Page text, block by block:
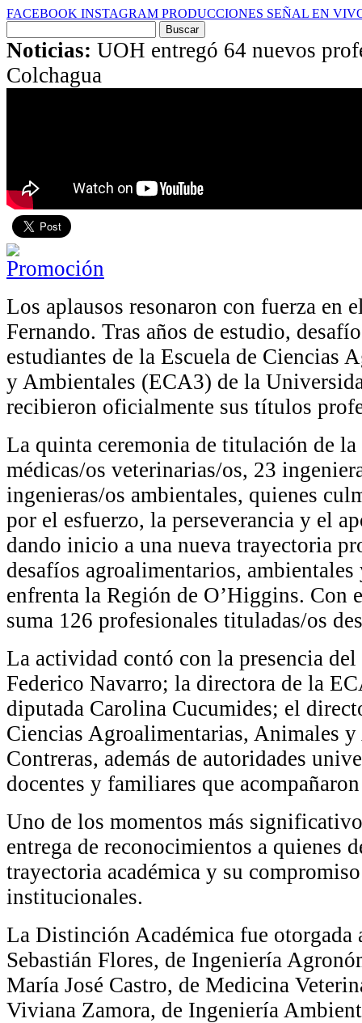
FACEBOOK INSTAGRAM PRODUCCIONES SEÑAL EN
por:
Noticias: UOH entregó 64 nuevos
Colchagua
Los aplausos resonaron con fuerza en
Fernando. Tras años de estudio,
estudiantes de la Escuela de Ciencias
y Ambientales (ECA3) de la
recibieron oficialmente sus títulos
La quinta ceremonia de titulación de la
médicas/os veterinarias/os, 23
ingenieras/os ambientales, quienes
por el esfuerzo, la perseverancia y el
dando inicio a una nueva trayectoria
desafíos agroalimentarios,
enfrenta la Región de O’Higgins. Con
suma 126 profesionales tituladas/os
La actividad contó con la presencia
Federico Navarro; la directora de la
diputada Carolina Cucumides; el
Ciencias Agroalimentarias, Animales
Contreras, además de autoridades
docentes y familiares que
Uno de los momentos más
entrega de reconocimientos a quienes
trayectoria académica y su
institucionales.
La Distinción Académica fue otorgada
Sebastián Flores, de Ingeniería
María José Castro, de Medicina
Viviana Zamora, de Ingeniería